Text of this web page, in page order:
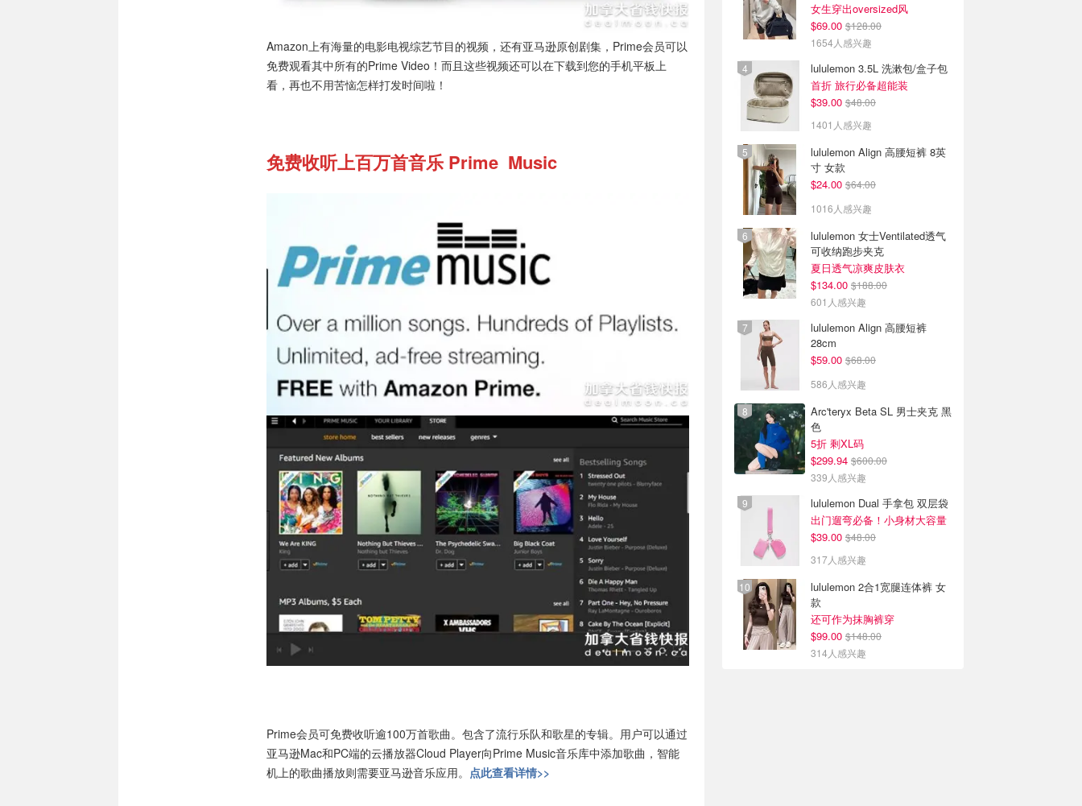
Amazon上有海量的电影电视综艺节目的视频，还有亚马逊原创剧集，Prime会员可以
免费观看其中所有的Prime Video！而且这些视频还可以在下载到您的手机平板上
看，再也不用苦恼怎样打发时间啦！
免费收听上百万首音乐 Prime Music
Prime会员可免费收听逾100万首歌曲。包含了流行乐队和歌星的专辑。用户可以通过
亚马逊Mac和PC端的云播放器Cloud Player向Prime Music音乐库中添加歌曲，智能
机上的歌曲播放则需要亚马逊音乐应用。 点此查看详情>>
女生穿出oversized风
$69.00 $128.00
1654人感兴趣
lululemon 3.5L 洗漱包/盒子包
首折 旅行必备超能装
$39.00 $48.00
1401人感兴趣
lululemon Align 高腰短裤 8英
寸 女款
$24.00 $64.00
1016人感兴趣
lululemon 女士Ventilated透气
可收纳跑步夹克
夏日透气凉爽皮肤衣
$134.00 $188.00
601人感兴趣
lululemon Align 高腰短裤
28cm
$59.00 $68.00
586人感兴趣
Arc'teryx Beta SL 男士夹克 黑
色
5折 剩XL码
$299.94 $600.00
339人感兴趣
lululemon Dual 手拿包 双层袋
出门遛弯必备！小身材大容量
$39.00 $48.00
317人感兴趣
lululemon 2合1宽腿连体裤 女
款
还可作为抹胸裤穿
$99.00 $148.00
314人感兴趣